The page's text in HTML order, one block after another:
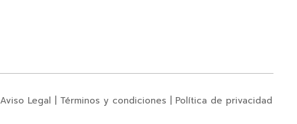
Aviso Legal Términos y condiciones Política de privacidad